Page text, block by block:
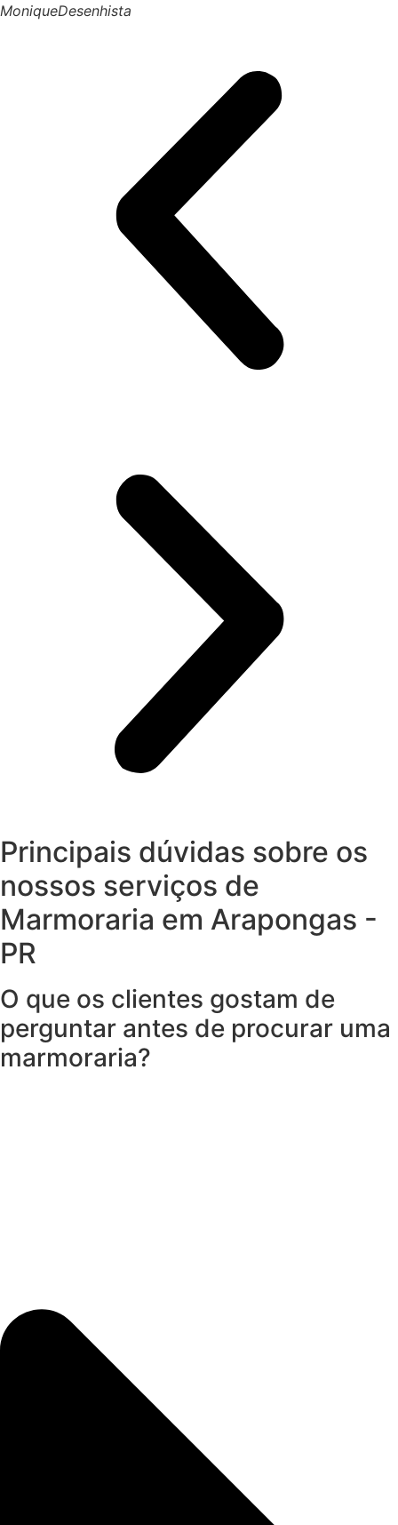
MoniqueDesenhista
Principais dúvidas sobre os
nossos serviços de
Marmoraria em Arapongas -
PR
O que os clientes gostam de
perguntar antes de procurar uma
marmoraria?